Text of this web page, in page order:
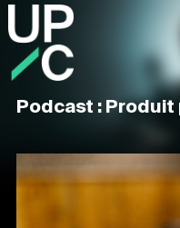
Podcast :